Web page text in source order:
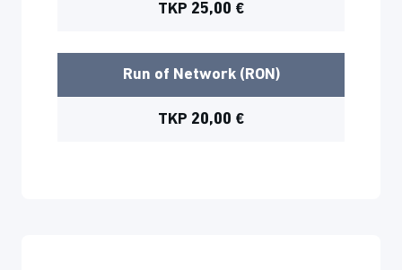
TKP 25,00 €
Run of Network (RON)
TKP 20,00 €